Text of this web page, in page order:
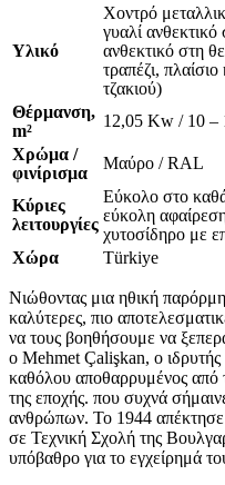
Υλικό
Χοντρό
γυαλί
ανθεκτικό στη
τραπέζι,
τζακιού)
Θέρμανση,
m²
12,05 Kw / 10 –
Χρώμα /
φινίρισμα
Μαύρο / RAL
Κύριες
λειτουργίες
Εύκολο στο
εύκολη
χυτοσίδηρο με
Χώρα
Türkiye
Νιώθοντας μια ηθική
καλύτερες, πιο
να τους βοηθήσουμε να
ο Mehmet Çalişkan, ο
καθόλου αποθαρρυμένος από
της εποχής. που συχνά
ανθρώπων. Το 1944
σε Τεχνική Σχολή της
υπόβαθρο για το εγχείρημά